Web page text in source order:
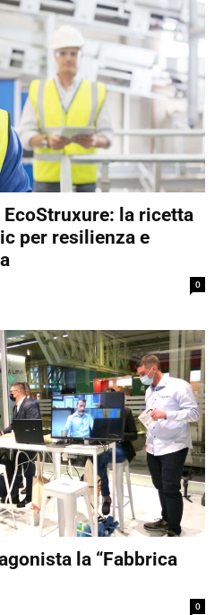
la ricetta
per resilienza e
0
la “Fabbrica
0